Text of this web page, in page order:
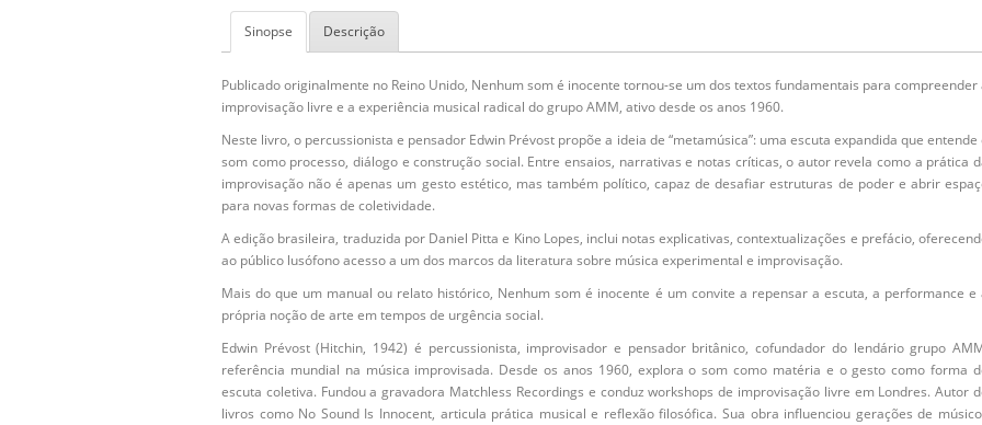
Sinopse Descrição
Publicado originalmente no Reino Unido, Nenhum som é inocente tornou-se um dos textos fundamentais para compreender
improvisação livre e a experiência musical radical do grupo AMM, ativo desde os anos 1960.
Neste livro, o percussionista e pensador Edwin Prévost propõe a ideia de “metamúsica”: uma escuta expandida que entende
som como processo, diálogo e construção social. Entre ensaios, narrativas e notas críticas, o autor revela como a prática
improvisação não é apenas um gesto estético, mas também político, capaz de desafiar estruturas de poder e abrir
para novas formas de coletividade.
A edição brasileira, traduzida por Daniel Pitta e Kino Lopes, inclui notas explicativas, contextualizações e prefácio,
ao público lusófono acesso a um dos marcos da literatura sobre música experimental e improvisação.
Mais do que um manual ou relato histórico, Nenhum som é inocente é um convite a repensar a escuta, a performance e
própria noção de arte em tempos de urgência social.
Edwin Prévost (Hitchin, 1942) é percussionista, improvisador e pensador britânico, cofundador do lendário grupo
referência mundial na música improvisada. Desde os anos 1960, explora o som como matéria e o gesto como forma
escuta coletiva. Fundou a gravadora Matchless Recordings e conduz workshops de improvisação livre em Londres. Autor
livros como No Sound Is Innocent, articula prática musical e reflexão filosófica. Sua obra influenciou gerações de